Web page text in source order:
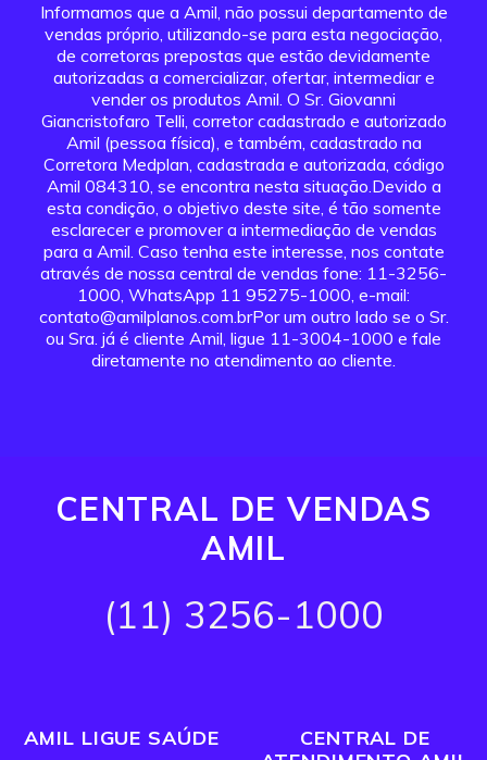
Informamos que a Amil, não possui departamento de
vendas próprio, utilizando-se para esta negociação,
de corretoras prepostas que estão devidamente
autorizadas a comercializar, ofertar, intermediar e
vender os produtos Amil. O Sr. Giovanni
Giancristofaro Telli, corretor cadastrado e autorizado
Amil (pessoa física), e também, cadastrado na
Corretora Medplan, cadastrada e autorizada, código
Amil 084310, se encontra nesta situação.Devido a
esta condição, o objetivo deste site, é tão somente
esclarecer e promover a intermediação de vendas
para a Amil. Caso tenha este interesse, nos contate
através de nossa central de vendas fone: 11-3256-
1000, WhatsApp 11 95275-1000, e-mail:
contato@amilplanos.com.brPor um outro lado se o Sr.
ou Sra. já é cliente Amil, ligue 11-3004-1000 e fale
diretamente no atendimento ao cliente.
CENTRAL DE VENDAS
AMIL
(11) 3256-1000
AMIL LIGUE SAÚDE
CENTRAL DE